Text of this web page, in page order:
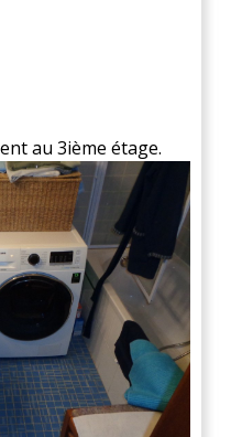
au 3ième étage.